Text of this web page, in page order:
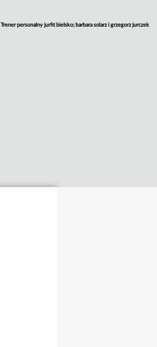
Trener personalny jurfit bielsko; barbara solarz i grzegorz jurczek